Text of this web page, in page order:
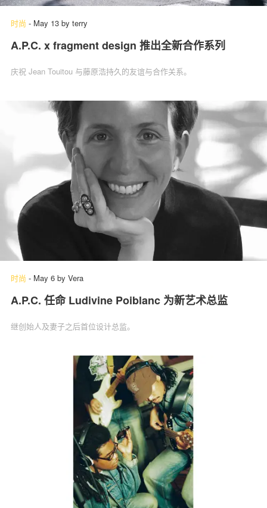
时尚 - May 13 by terry
A.P.C. x fragment design 推出全新合作系列
庆祝 Jean Touitou 与藤原浩持久的友谊与合作关系。
时尚 - May 6 by Vera
A.P.C. 任命 Ludivine Poiblanc 为新艺术总监
继创始人及妻子之后首位设计总监。